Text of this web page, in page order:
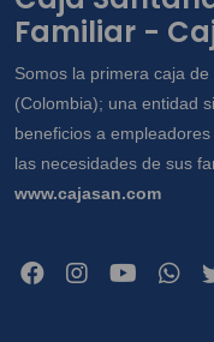
Familiar -
Somos la primera caja
(Colombia); una entidad
beneficios a
las necesidades de sus
www.cajasan.com